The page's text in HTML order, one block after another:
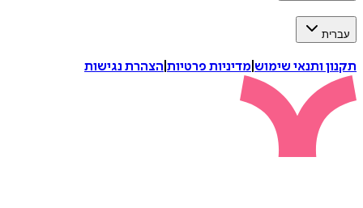
עברית
תקנון ותנאי שימוש מדיניות פרטיות הצהרת נגישות